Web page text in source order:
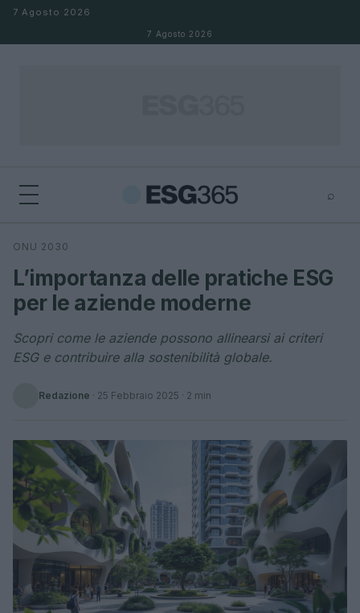
Salta al contenuto
7 Agosto 2026
7 Agosto 2026
⌕
Cerca
ONU 2030
L’importanza delle pratiche ESG
per le aziende moderne
Scopri come le aziende possono allinearsi ai criteri
ESG e contribuire alla sostenibilità globale.
Redazione · 25 Febbraio 2025 · 2 min